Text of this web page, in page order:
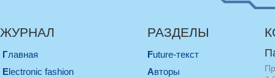
ЖУРНАЛ
Главная
electronic fashion
РАЗДЕЛЫ
Future-текст
Авторы